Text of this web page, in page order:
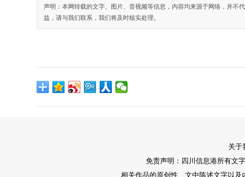
声明：本网转载的文字、图片、音视频等信息，内容均来源于网络，并不
益，请与我们联系，我们将及时核实处理。
关于
免责声明：四川信息港所有文
相关作品的原创性、文中陈述文字以